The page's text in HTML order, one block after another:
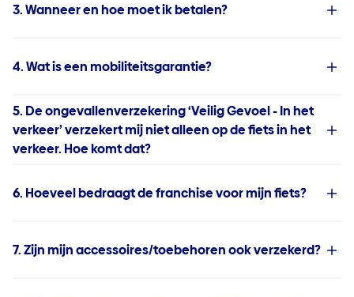
3. Wanneer en hoe moet ik betalen?
4. Wat is een mobiliteitsgarantie?
5. De ongevallenverzekering ‘Veilig Gevoel - In het
verkeer’ verzekert mij niet alleen op de fiets in het
verkeer. Hoe komt dat?
6. Hoeveel bedraagt de franchise voor mijn fiets?
7. Zijn mijn accessoires/toebehoren ook verzekerd?